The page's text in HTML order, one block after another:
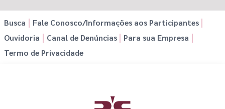
Busca
Fale Conosco/Informações aos Participantes
Ouvidoria
Canal de Denúncias
Para sua Empresa
Termo de Privacidade